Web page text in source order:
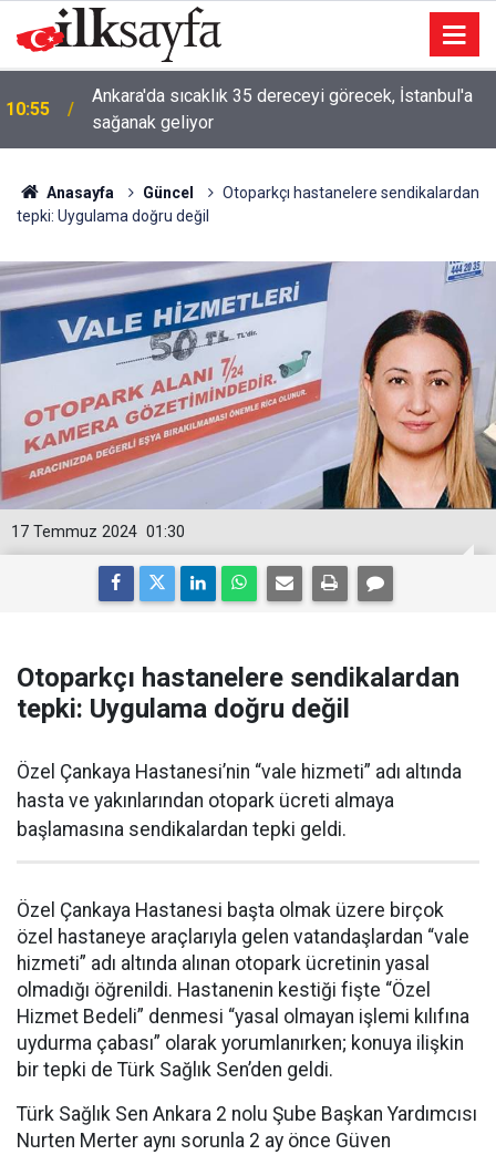
10:55
Ankara'da sıcaklık 35 dereceyi görecek, İstanbul'a
sağanak geliyor
Anasayfa Güncel
Otoparkçı hastanelere sendikalardan
tepki: Uygulama doğru değil
01:30
17 Temmuz 2024
Otoparkçı hastanelere sendikalardan
tepki: Uygulama doğru değil
Özel Çankaya Hastanesi’nin “vale hizmeti” adı altında
hasta ve yakınlarından otopark ücreti almaya
başlamasına sendikalardan tepki geldi.
Özel Çankaya Hastanesi başta olmak üzere birçok
özel hastaneye araçlarıyla gelen vatandaşlardan “vale
hizmeti” adı altında alınan otopark ücretinin yasal
olmadığı öğrenildi. Hastanenin kestiği fişte “Özel
Hizmet Bedeli” denmesi “yasal olmayan işlemi kılıfına
uydurma çabası” olarak yorumlanırken; konuya ilişkin
bir tepki de Türk Sağlık Sen’den geldi.
Türk Sağlık Sen Ankara 2 nolu Şube Başkan Yardımcısı
Nurten Merter aynı sorunla 2 ay önce Güven